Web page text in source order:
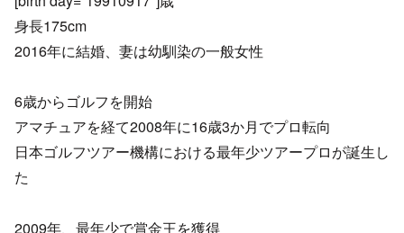
身長175cm
2016年に結婚、妻は幼馴染の一般女性
6歳からゴルフを開始
アマチュアを経て2008年に16歳3か月でプロ転向
日本ゴルフツアー機構における最年少ツアープロが誕生し
た
2009年、最年少で賞金王を獲得